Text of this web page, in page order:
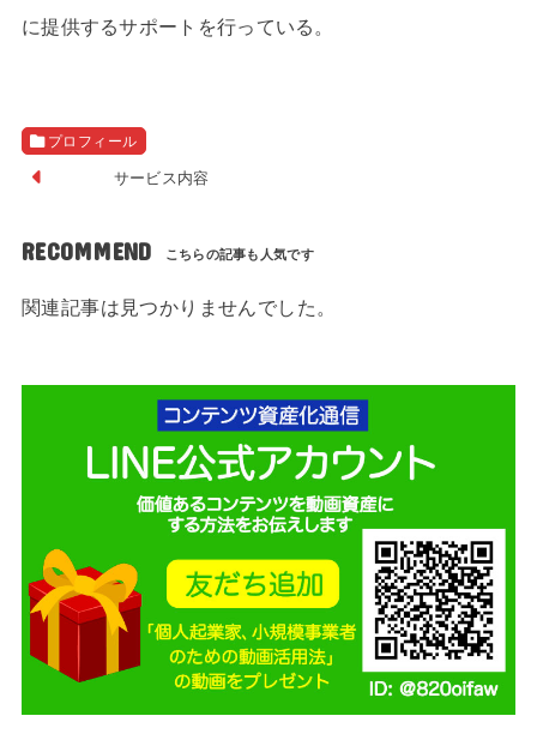
に提供するサポートを行っている。
プロフィール
サービス内容
RECOMMEND
関連記事は見つかりませんでした。